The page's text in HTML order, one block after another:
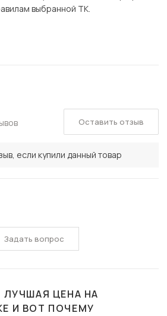
выбранной ТК.
если купили данный товар
Оставить отзыв
Задать вопрос
ЛУЧШАЯ ЦЕНА НА
И ВОТ ПОЧЕМУ